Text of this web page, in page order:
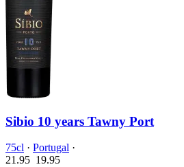
Sibio 10 years Tawny Port
75cl · Portugal ·
21.95 19.95